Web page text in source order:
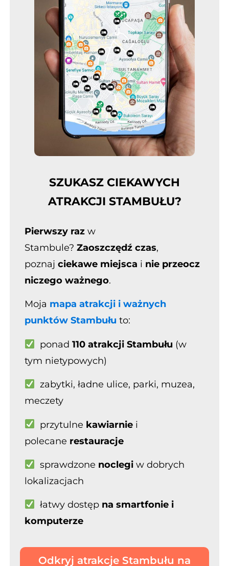
SZUKASZ CIEKAWYCH
ATRAKCJI STAMBUŁU?
Pierwszy raz w
Stambule? Zaoszczędź czas,
poznaj ciekawe miejsca i nie przeocz
niczego ważnego.
Moja mapa atrakcji i ważnych
punktów Stambułu to:
ponad110 atrakcji Stambułu (w
tym nietypowych)
zabytki, ładne ulice, parki, muzea,
meczety
przytulne kawiarnie i
polecane restauracje
sprawdzone noclegi w dobrych
lokalizacjach
łatwydostęp na smartfonie i
komputerze
Odkryj atrakcje Stambułu na